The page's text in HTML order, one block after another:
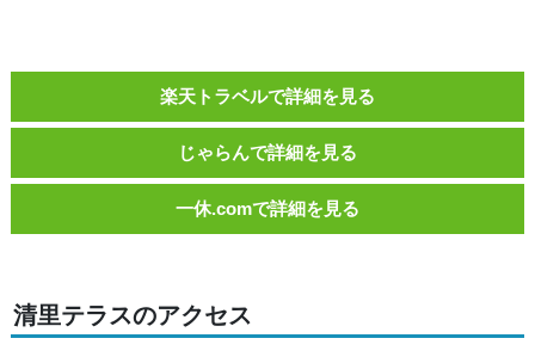
楽天トラベルで詳細を見る
じゃらんで詳細を見る
一休.comで詳細を見る
清里テラスのアクセス